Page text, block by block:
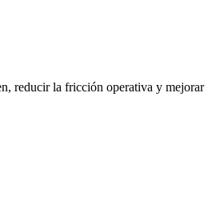
reducir la fricción operativa y mejorar